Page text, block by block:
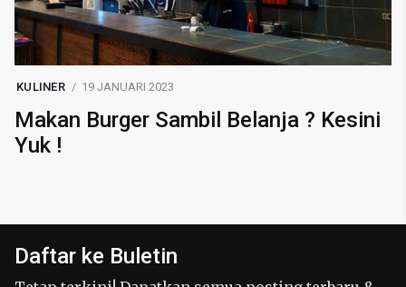
KULINER 19 JANUARI 2023
Makan Burger Sambil Belanja ? Kesini
Yuk !
Daftar ke Buletin